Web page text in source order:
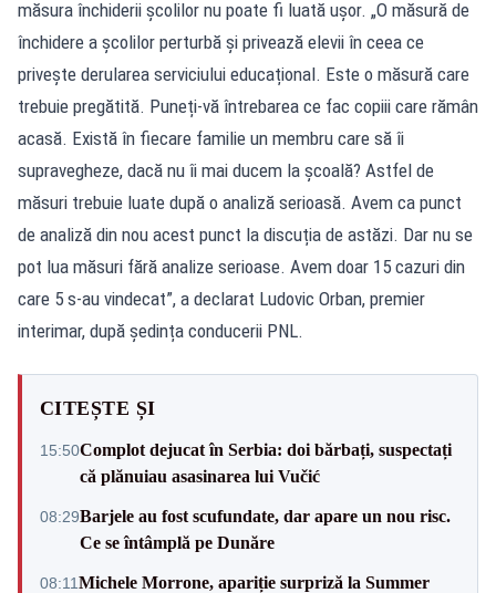
măsura închiderii școlilor nu poate fi luată ușor. „O măsură de
închidere a școlilor perturbă și privează elevii în ceea ce
privește derularea serviciului educațional. Este o măsură care
trebuie pregătită. Puneți-vă întrebarea ce fac copiii care rămân
acasă. Există în fiecare familie un membru care să îi
supravegheze, dacă nu îi mai ducem la școală? Astfel de
măsuri trebuie luate după o analiză serioasă. Avem ca punct
de analiză din nou acest punct la discuția de astăzi. Dar nu se
pot lua măsuri fără analize serioase. Avem doar 15 cazuri din
care 5 s-au vindecat”, a declarat Ludovic Orban, premier
interimar, după ședința conducerii PNL.
CITEȘTE ȘI
15:50Complot dejucat în Serbia: doi bărbați, suspectați
că plănuiau asasinarea lui Vučić
08:29Barjele au fost scufundate, dar apare un nou risc.
Ce se întâmplă pe Dunăre
08:11Michele Morrone, apariție surpriză la Summer